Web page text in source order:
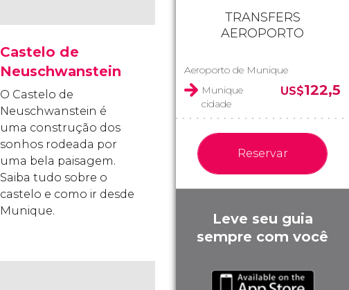
Castelo de
Neuschwanstein
O Castelo de
Neuschwanstein é
uma construção dos
sonhos rodeada por
uma bela paisagem.
Saiba tudo sobre o
castelo e como ir desde
Munique.
TRANSFERS
AEROPORTO
Aeroporto de Munique
Munique
cidade
US$122,5
Reservar
Leve seu guia
sempre com você